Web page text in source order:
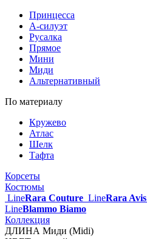
Принцесса
А-силуэт
Русалка
Прямое
Мини
Миди
Альтернативный
По материалу
Кружево
Атлас
Шелк
Тафта
Корсеты
Костюмы
LineRara Couture LineRara Avis
LineBlammo Biamo
Коллекция
ДЛИНА Миди (Midi)